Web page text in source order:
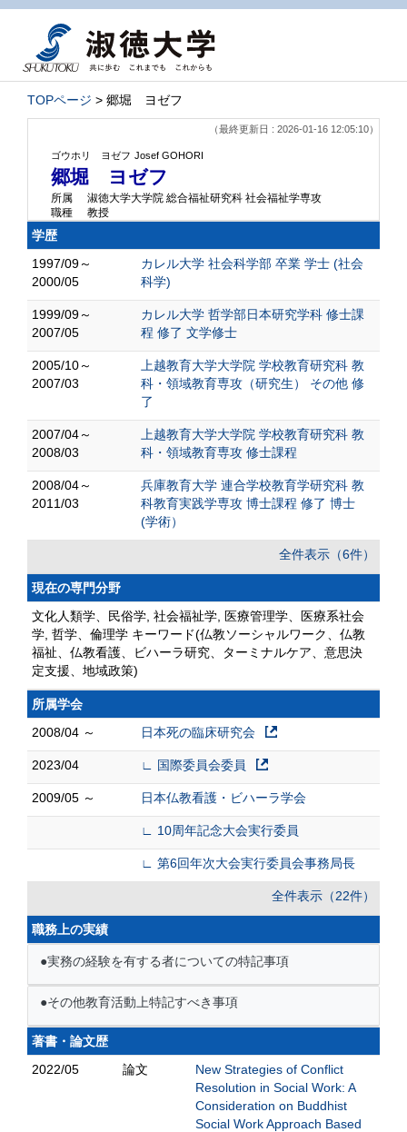
TOPページ > 郷堀 ヨゼフ
（最終更新日 : 2026-01-16 12:05:10）
ゴウホリ ヨゼフ Josef GOHORI
郷堀 ヨゼフ
所属
淑徳大学大学院 総合福祉研究科 社会福祉学専攻
職種
教授
学歴
1997/09～
2000/05
カレル大学 社会科学部 卒業 学士 (社会
科学)
1999/09～
2007/05
カレル大学 哲学部日本研究学科 修士課
程 修了 文学修士
2005/10～
2007/03
上越教育大学大学院 学校教育研究科 教
科・領域教育専攻（研究生） その他 修
了
2007/04～
2008/03
上越教育大学大学院 学校教育研究科 教
科・領域教育専攻 修士課程
2008/04～
2011/03
兵庫教育大学 連合学校教育学研究科 教
科教育実践学専攻 博士課程 修了 博士
(学術）
全件表示（6件）
現在の専門分野
文化人類学、民俗学, 社会福祉学, 医療管理学、医療系社会
学, 哲学、倫理学 キーワード(仏教ソーシャルワーク、仏教
福祉、仏教看護、ビハーラ研究、ターミナルケア、意思決
定支援、地域政策)
所属学会
2008/04 ～
日本死の臨床研究会
2023/04 ∟ 国際委員会委員
2009/05 ～ 日本仏教看護・ビハーラ学会
∟ 10周年記念大会実行委員
∟ 第6回年次大会実行委員会事務局長
全件表示（22件）
職務上の実績
●実務の経験を有する者についての特記事項
●その他教育活動上特記すべき事項
著書・論文歴
2022/05
論文
New Strategies of Conflict
Resolution in Social Work: A
Consideration on Buddhist
Social Work Approach Based